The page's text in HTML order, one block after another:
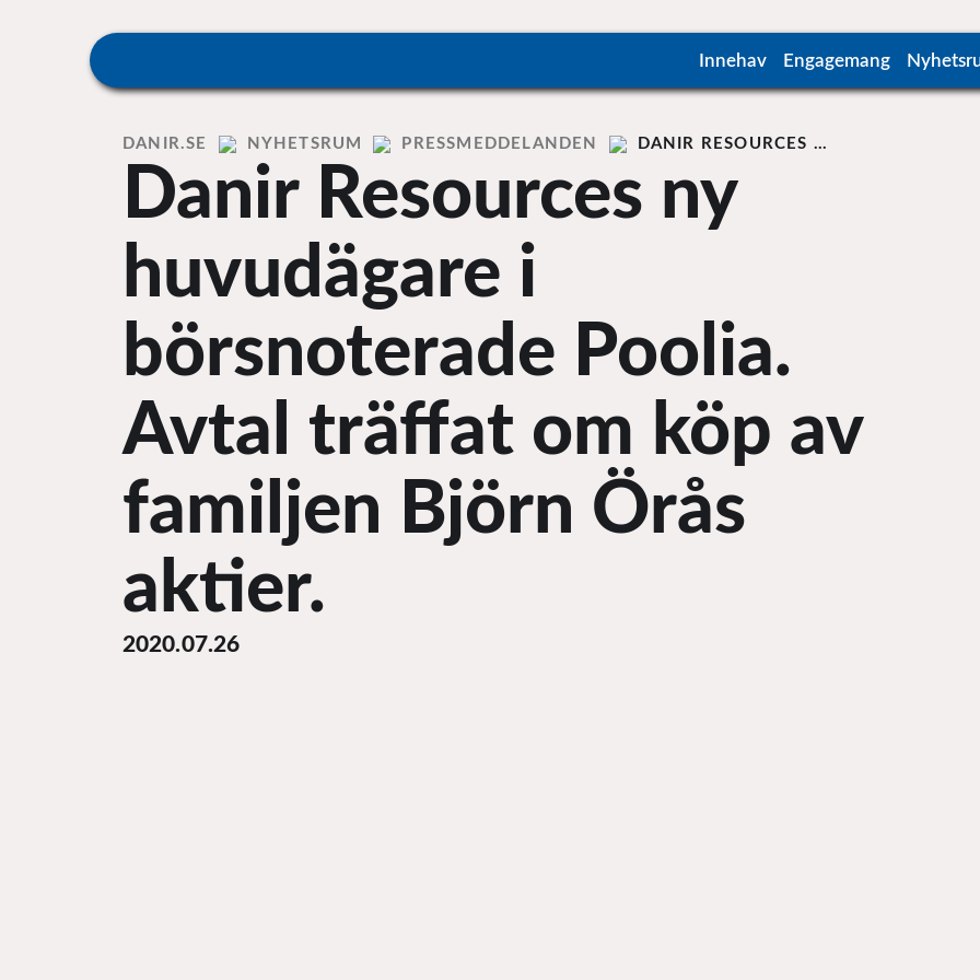
Home
Innehav Engagemang
DANIR NYHETSRUM PRESSMEDDELANDEN DANIR RESOURCES …
Danir Resources ny
huvudägare i
börsnoterade Poolia.
Avtal träffat om köp av
familjen Björn Örås
aktier.
2020.07.26